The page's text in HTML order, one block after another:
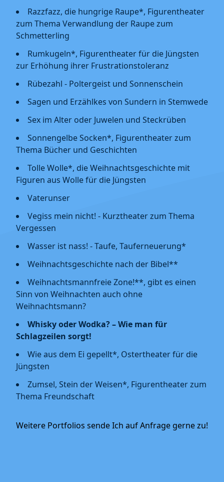
Razzfazz, die hungrige Raupe*, Figurentheater
zum Thema Verwandlung der Raupe zum
Schmetterling
Rumkugeln*, Figurentheater für die Jüngsten
zur Erhöhung ihrer Frustrationstoleranz
Rübezahl - Poltergeist und Sonnenschein
Sagen und Erzählkes von Sundern in Stemwede
Sex im Alter oder Juwelen und Steckrüben
Sonnengelbe Socken*, Figurentheater zum
Thema Bücher und Geschichten
Tolle Wolle*, die Weihnachtsgeschichte mit
Figuren aus Wolle für die Jüngsten
Vaterunser
Vegiss mein nicht! - Kurztheater zum Thema
Vergessen
Wasser ist nass! - Taufe, Tauferneuerung*
Weihnachtsgeschichte nach der Bibel**
Weihnachtsmannfreie Zone!**, gibt es einen
Sinn von Weihnachten auch ohne
Weihnachtsmann?
Whisky oder Wodka? – Wie man für
Schlagzeilen sorgt!
Wie aus dem Ei gepellt*, Ostertheater für die
Jüngsten
Zumsel, Stein der Weisen*, Figurentheater zum
Thema Freundschaft
Weitere Portfolios sende Ich auf Anfrage gerne zu!